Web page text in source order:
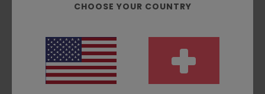
Komfort: 5/5 Preis-Leistungs-Verhältnis: 5 Größe
Perfekte GrößeMaterial: 5/5
Ich empfehle dieses Produkt
CHOOSE YOUR COUNTRY